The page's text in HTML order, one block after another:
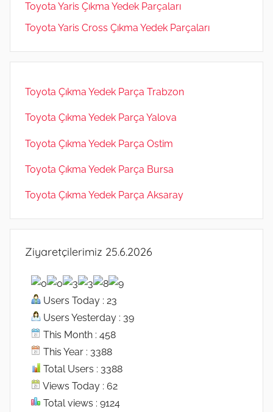
Toyota Yaris Çıkma Yedek Parçaları
Toyota Yaris Cross Çıkma Yedek Parçaları
Toyota Çıkma Yedek Parça Trabzon
Toyota Çıkma Yedek Parça Yalova
Toyota Çıkma Yedek Parça Ostim
Toyota Çıkma Yedek Parça Bursa
Toyota Çıkma Yedek Parça Aksaray
Ziyaretçilerimiz 25.6.2026
Users Today : 23
Users Yesterday : 39
This Month : 458
This Year : 3388
Total Users : 3388
Views Today : 62
Total views : 9124